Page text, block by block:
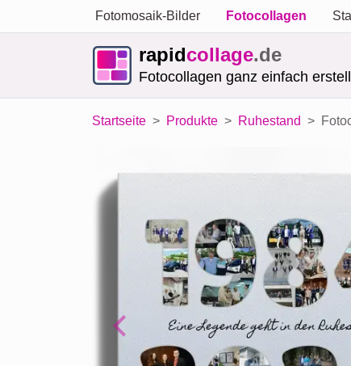
Fotomosaik-Bilder Fotocollagen
rapidcollage.de
Fotocollagen ganz einfach
Startseite Produkte Ruhestand
Previous